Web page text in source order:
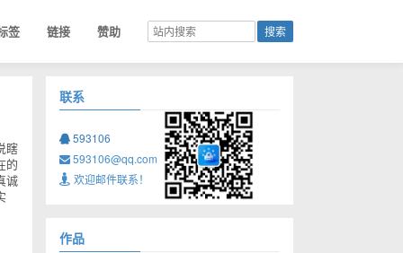
签 链接 赞助
瞎
的
诚
联系
593106
593106@qq.com
欢迎邮件联系！
作品